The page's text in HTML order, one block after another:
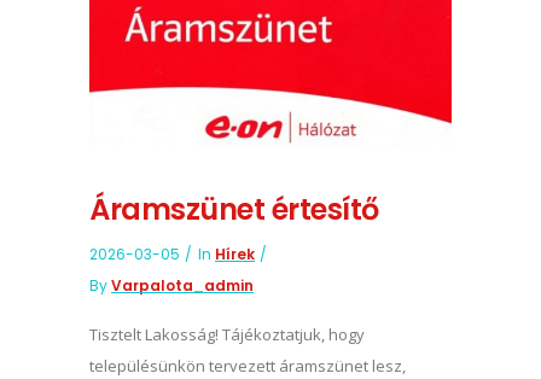
Áramszünet értesítő
2026-03-05 In Hírek
ByVarpalota_admin
Tisztelt Lakosság! Tájékoztatjuk, hogy
településünkön tervezett áramszünet lesz,